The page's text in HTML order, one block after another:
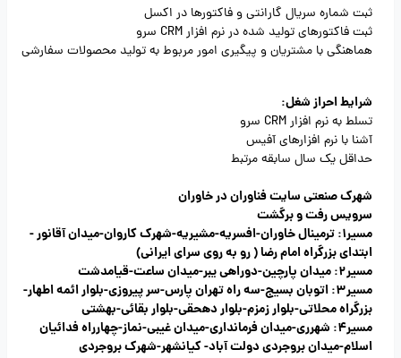
ثبت شماره سریال گارانتی و فاکتورها در اکسل
ثبت فاکتورهای تولید شده در نرم افزار CRM سرو
هماهنگی با مشتریان و پیگیری امور مربوط به تولید محصولات سفارشی
شرایط احراز شغل:
تسلط به نرم افزار CRM سرو
آشنا با نرم افزارهای آفیس
حداقل یک سال سابقه مرتبط
شهرک صنعتی سایت فناوران در خاوران
سرویس رفت و برگشت
مسیر1: ترمینال خاوران-افسریه-مشیریه-شهرک کاروان-میدان آقانور -
ابتدای بزرگراه امام رضا ( رو به روی سرای ایرانی)
مسیر2: میدان پارچین-دوراهی یبر-میدان ساعت-قیامدشت
مسیر3: اتوبان بسیج-سه راه تهران پارس-سر پیروزی-بلوار ائمه اطهار-
بزرگراه محلاتی-بلوار زمزم-بلوار دهحقی-بلوار بقائی-بهشتی
مسیر4: شهرری-میدان فرمانداری-میدان غیبی-نماز-چهارراه فدائیان
اسلام-میدان بروجردی دولت آباد- کیانشهر-شهرک بروجردی